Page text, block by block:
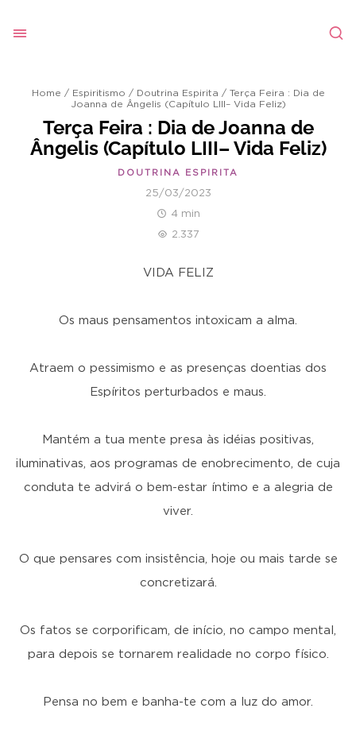
Home / Espiritismo / Doutrina Espirita / Terça Feira : Dia de
Joanna de Ângelis (Capítulo LIII– Vida Feliz)
Terça Feira : Dia de Joanna de
Ângelis (Capítulo LIII– Vida Feliz)
DOUTRINA ESPIRITA
25/03/2023
4 min
2.337
VIDA FELIZ
Os maus pensamentos intoxicam a alma.
Atraem o pessimismo e as presenças doentias dos
Espíritos perturbados e maus.
Mantém a tua mente presa às idéias positivas,
iluminativas, aos programas de enobrecimento, de cuja
conduta te advirá o bem-estar íntimo e a alegria de
viver.
O que pensares com insistência, hoje ou mais tarde se
concretizará.
Os fatos se corporificam, de início, no campo mental,
para depois se tornarem realidade no corpo físico.
Pensa no bem e banha-te com a luz do amor.